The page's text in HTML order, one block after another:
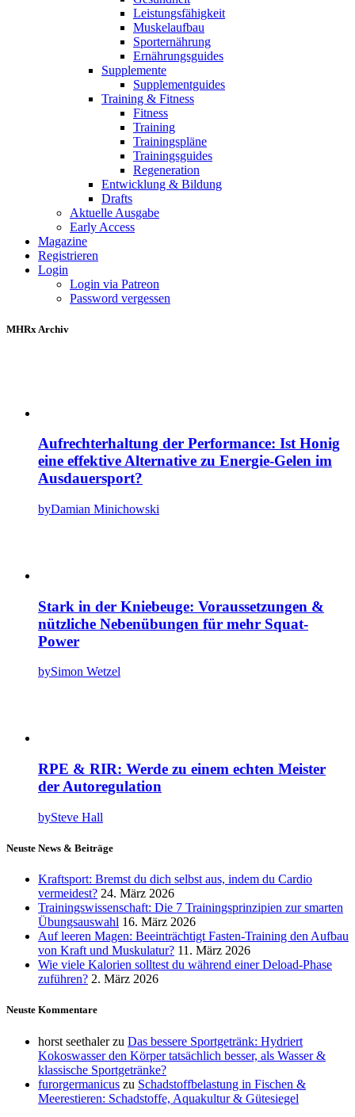
Leistungsfähigkeit
Muskelaufbau
Sporternährung
Ernährungsguides
Supplemente
Supplementguides
Training & Fitness
Fitness
Training
Trainingspläne
Trainingsguides
Regeneration
Entwicklung & Bildung
Drafts
Aktuelle Ausgabe
Early Access
Magazine
Registrieren
Login
Login via Patreon
Password vergessen
MHRx Archiv
Aufrechterhaltung der Performance: Ist Honig
eine effektive Alternative zu Energie-Gelen im
Ausdauersport?
byDamian Minichowski
Stark in der Kniebeuge: Voraussetzungen &
nützliche Nebenübungen für mehr Squat-
Power
bySimon Wetzel
RPE & RIR: Werde zu einem echten Meister
der Autoregulation
bySteve Hall
Neuste News & Beiträge
Kraftsport: Bremst du dich selbst aus, indem du Cardio
vermeidest? 24. März 2026
Trainingswissenschaft: Die 7 Trainingsprinzipien zur smarten
Übungsauswahl 16. März 2026
Auf leeren Magen: Beeinträchtigt Fasten-Training den Aufbau
von Kraft und Muskulatur? 11. März 2026
Wie viele Kalorien solltest du während einer Deload-Phase
zuführen? 2. März 2026
Neuste Kommentare
horst seethalerzu Das bessere Sportgetränk: Hydriert
Kokoswasser den Körper tatsächlich besser, als Wasser &
klassische Sportgetränke?
furorgermanicus zu Schadstoffbelastung in Fischen &
Meerestieren: Schadstoffe, Aquakultur & Gütesiegel